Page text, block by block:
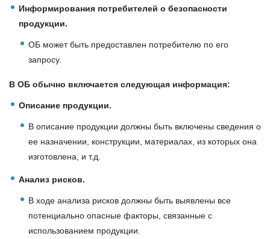
Информирования потребителей о безопасности
продукции.
ОБ может быть предоставлен потребителю по его
запросу.
В ОБ обычно включается следующая информация:
Описание продукции.
В описание продукции должны быть включены сведения о
ее назначении, конструкции, материалах, из которых она
изготовлена, и т.д.
Анализ рисков.
В ходе анализа рисков должны быть выявлены все
потенциально опасные факторы, связанные с
использованием продукции.